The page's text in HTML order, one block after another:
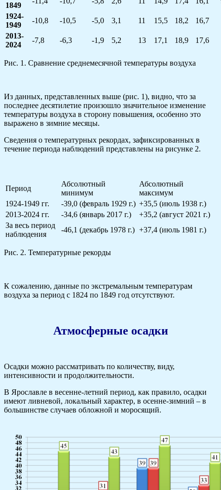
1849
1924-
1949
-10,8 -10,5 -5,0 3,1 11 15,5 18,2 16,7
2013-
2024
-7,8 -6,3 -1,9 5,2 13 17,1 18,9 17,6
Рис. 1. Сравнение среднемесячной температуры воздуха
Из данных, представленных выше (рис. 1), видно, что за
последнее десятилетие произошло значительное изменение
температуры воздуха в сторону повышения, особенно это
выражено в зимние месяцы.
Сведения о температурных рекордах, зафиксированных в
течение периода наблюдений представлены на рисунке 2.
Период
Абсолютный
минимум
Абсолютный
максимум
1924-1949 гг.
-39,0 (февраль 1929 г.) +35,5 (июль 1938 г.)
2013-2024 гг.
-34,6 (январь 2017 г.)
+35,2 (август 2021 г.)
За весь период
наблюдения
-46,1 (декабрь 1978 г.) +37,4 (июль 1981 г.)
Рис. 2. Температурные рекорды
К сожалению, данные по экстремальным температурам
воздуха за период с 1824 по 1849 год отсутствуют.
Атмосферные осадки
Осадки можно рассматривать по количеству, виду,
интенсивности и продолжительности.
В Ярославле в весенне-летний период, как правило, осадки
имеют ливневой, локальный характер, в осенне-зимний – в
большинстве случаев обложной и моросящий.